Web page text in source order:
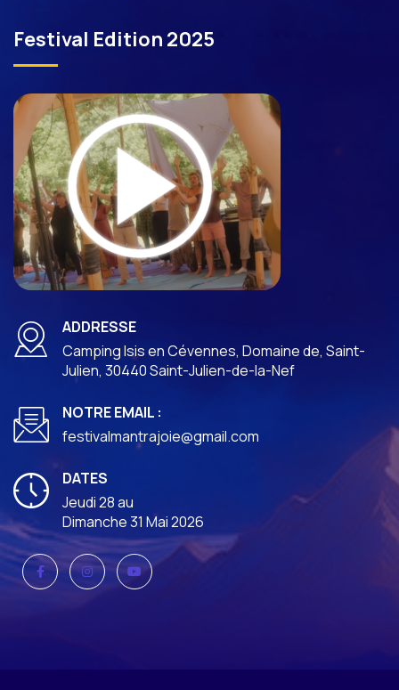
Festival Edition 2025
ADDRESSE
Camping Isis en Cévennes, Domaine de, Saint-
Julien, 30440 Saint-Julien-de-la-Nef
NOTRE EMAIL :
festivalmantrajoie@gmail.com
DATES
Jeudi 28 au
Dimanche 31 Mai 2026